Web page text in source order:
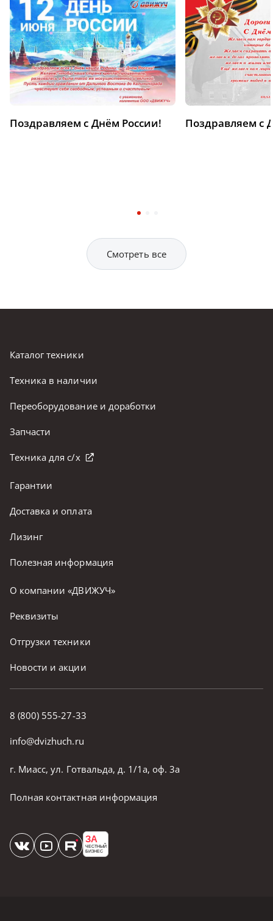
Поздравляем с Днём России! Поздравляем с
Смотреть все
8 (800) 555-27-33
info@dvizhuch.ru
г. Миасс, ул. Готвальда, д. 1/1а, оф. 3а
Полная контактная информация
ЗА
ЧЕСТНЫЙ
БИЗНЕС
Каталог техники
Техника в наличии
Переоборудование и доработки
Запчасти
Техника для с/х
Гарантии
Доставка и оплата
Лизинг
Полезная информация
О компании «ДВИЖУЧ»
Реквизиты
Отгрузки техники
Новости и акции